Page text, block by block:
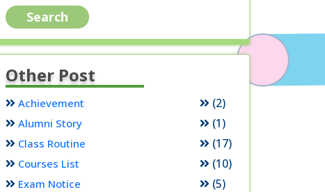
Other Post
Achievement (2)
Alumni Story (1)
Class Routine (17)
Courses List (10)
Exam Notice (5)